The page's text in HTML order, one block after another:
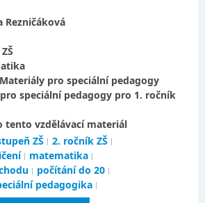
Rezničáková
Materiály pro speciální pedagogy
speciální pedagogy pro 1. ročník
tento vzdělávací materiál
ZŠ
2. ročník ZŠ
matematika
počítání do 20
pedagogika